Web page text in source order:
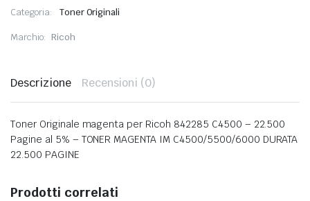
Categoria: Toner Originali
Marchio: Ricoh
Descrizione Recensioni (0)
Toner Originale magenta per Ricoh 842285 C4500 – 22.500
Pagine al 5% – TONER MAGENTA IM C4500/5500/6000 DURATA
22.500 PAGINE
Prodotti correlati